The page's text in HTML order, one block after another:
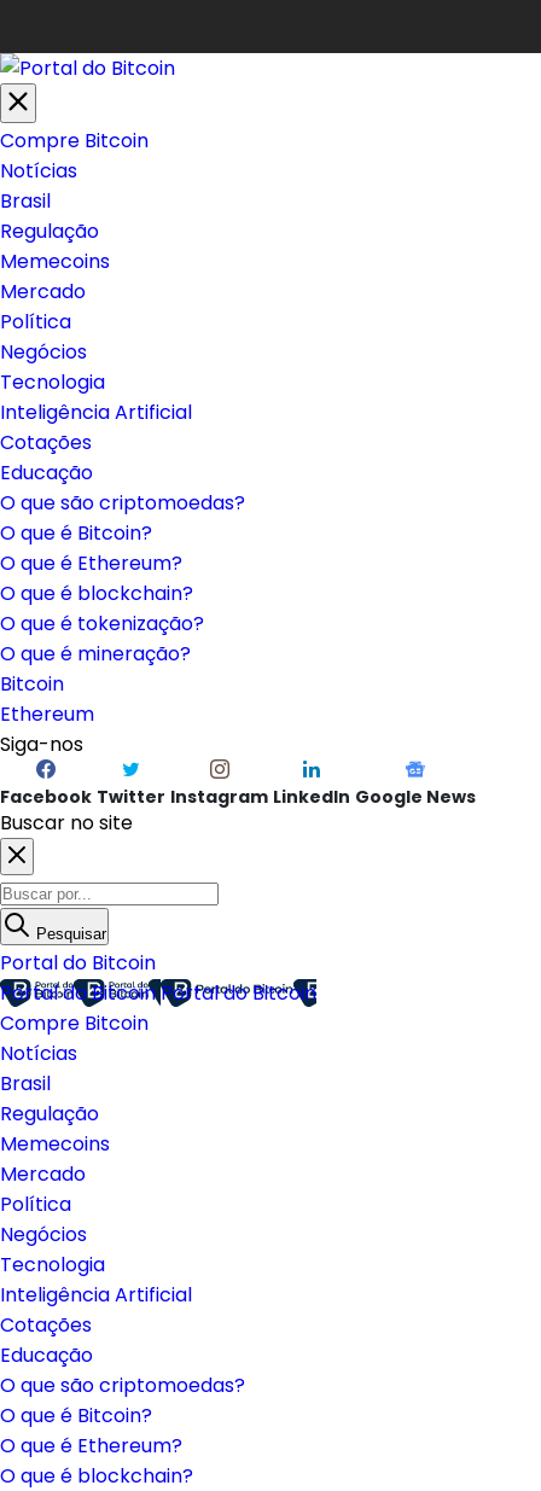
Compre Bitcoin
Notícias
Brasil
Regulação
Memecoins
Mercado
Política
Negócios
Tecnologia
Inteligência Artificial
Cotações
Educação
O que são criptomoedas?
O que é Bitcoin?
O que é Ethereum?
O que é blockchain?
O que é tokenização?
O que é mineração?
Bitcoin
Ethereum
Siga-nos
Facebook Twitter Instagram LinkedIn Google News
Buscar no site
Pesquisar
Portal do Bitcoin
Portal do BitcoinPortal do Bitcoin
Compre Bitcoin
Notícias
Brasil
Regulação
Memecoins
Mercado
Política
Negócios
Tecnologia
Inteligência Artificial
Cotações
Educação
O que são criptomoedas?
O que é Bitcoin?
O que é Ethereum?
O que é blockchain?